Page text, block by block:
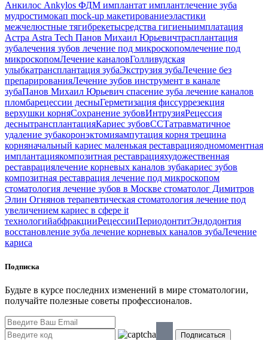
Анкилос Ankylos ФДМ имплантат имплантлечение зуба
мудростимокап mock-up макетированиеэластики
межчелюстные тягибрекетысредства гигиеныимплатация
Астра Astra Tech Панов Михаил Юрьевичтрасплантация
зубалечения зубов лечение под микроскопомлечение под
микроскопомЛечение каналовГолливудская
улыбкатрансплантация зубаЭкструзия зубаЛечение без
препарированияЛечение зубов инструмент в канале
зубаПанов Михаил Юрьевич спасение зуба лечение каналов
пломбарецессии десныГерметизация фиссуррезекция
верхушки корняСохранение зубовИнтрузияРецессия
деснытрансплантацияКариес зубовССТатравматичное
удаление зубакоронэктомияампутация корня трещина
корняначальный кариес маленькая реставрацияодномоментная
имплантациякомпозитная реставрацияхудожественная
реставрациялечение корневых каналов зубакариес зубов
композитная реставрация лечение под микроскопом
стоматология лечение зубов в Москве стоматолог Димитров
Элин Огнянов терапевтическая стоматология лечение под
увеличением кариес в сфере it
технологийабфракцииРецессииПериодонтитЭндодонтия
восстановление зуба лечение корневых каналов зубаЛечение
кариса
Подписка
Будьте в курсе последних изменений в мире стоматологии,
получайте полезные советы профессионалов.